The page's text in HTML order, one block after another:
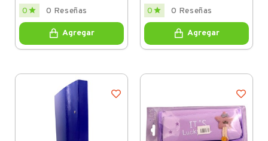
Price
0  0 Reseñas
Agregar
Price
0  0 Reseñas
Agregar